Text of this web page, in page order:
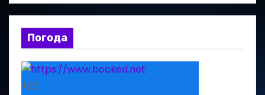
Погода
+25